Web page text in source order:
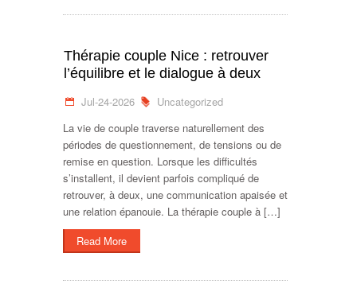
Thérapie couple Nice : retrouver
l’équilibre et le dialogue à deux
Jul-24-2026
Uncategorized
La vie de couple traverse naturellement des
périodes de questionnement, de tensions ou de
remise en question. Lorsque les difficultés
s’installent, il devient parfois compliqué de
retrouver, à deux, une communication apaisée et
une relation épanouie. La thérapie couple à […]
Read More